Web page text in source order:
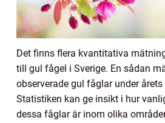
Det finns flera kvantitativa
till gul fågel i Sverige. En sådan
observerade gul fåglar under
Statistiken kan ge insikt i hur
dessa fåglar är inom olika